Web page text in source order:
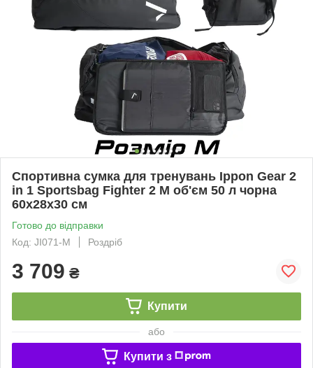
Спортивна сумка для тренувань Ippon Gear 2
in 1 Sportsbag Fighter 2 M об'єм 50 л чорна
60x28x30 см
Готово до відправки
Код: JI071-M
Роздріб
3 709 ₴
Купити
або
Купити з